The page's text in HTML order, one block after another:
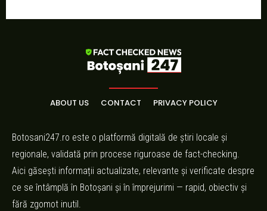
ABOUT US CONTACT PRIVACY POLICY
Botosani247.ro este o platformă digitală de știri locale și
regionale, validată prin procese riguroase de fact-checking.
Aici găsești informații actualizate, relevante și verificate despre
ce se întâmplă în Botoșani și în împrejurimi — rapid, obiectiv și
fără zgomot inutil.